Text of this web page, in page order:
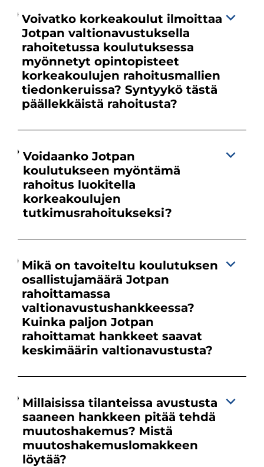
Voivatko korkeakoulut ilmoittaa
Jotpan valtionavustuksella
rahoitetussa koulutuksessa
myönnetyt opintopisteet
korkeakoulujen rahoitusmallien
tiedonkeruissa? Syntyykö tästä
päällekkäistä rahoitusta?
Voidaanko Jotpan
koulutukseen myöntämä
rahoitus luokitella
korkeakoulujen
tutkimusrahoitukseksi?
Mikä on tavoiteltu koulutuksen
osallistujamäärä Jotpan
rahoittamassa
valtionavustushankkeessa?
Kuinka paljon Jotpan
rahoittamat hankkeet saavat
keskimäärin valtionavustusta?
Millaisissa tilanteissa avustusta
saaneen hankkeen pitää tehdä
muutoshakemus? Mistä
muutoshakemuslomakkeen
löytää?